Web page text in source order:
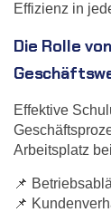
Effizienz in
Die Rolle
Effektive
Arbeitsplatz
📌
📌